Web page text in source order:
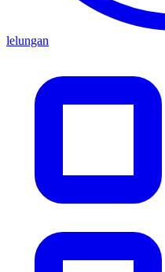
lelungan